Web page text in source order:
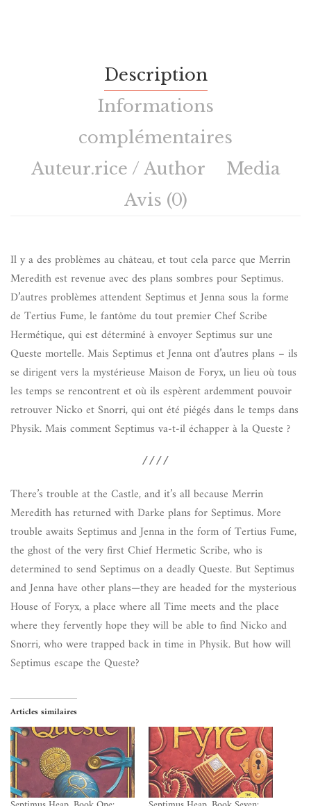
Description
Informations
complémentaires
Auteur.rice / Author
Media
Avis (0)
Il y a des problèmes au château, et tout cela parce que Merrin
Meredith est revenue avec des plans sombres pour Septimus.
D’autres problèmes attendent Septimus et Jenna sous la forme
de Tertius Fume, le fantôme du tout premier Chef Scribe
Hermétique, qui est déterminé à envoyer Septimus sur une
Queste mortelle. Mais Septimus et Jenna ont d’autres plans – ils
se dirigent vers la mystérieuse Maison de Foryx, un lieu où tous
les temps se rencontrent et où ils espèrent ardemment pouvoir
retrouver Nicko et Snorri, qui ont été piégés dans le temps dans
Physik. Mais comment Septimus va-t-il échapper à la Queste ?
////
There’s trouble at the Castle, and it’s all because Merrin
Meredith has returned with Darke plans for Septimus. More
trouble awaits Septimus and Jenna in the form of Tertius Fume,
the ghost of the very first Chief Hermetic Scribe, who is
determined to send Septimus on a deadly Queste. But Septimus
and Jenna have other plans—they are headed for the mysterious
House of Foryx, a place where all Time meets and the place
where they fervently hope they will be able to find Nicko and
Snorri, who were trapped back in time in Physik. But how will
Septimus escape the Queste?
Articles similaires